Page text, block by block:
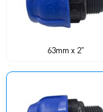
63mm x 2"